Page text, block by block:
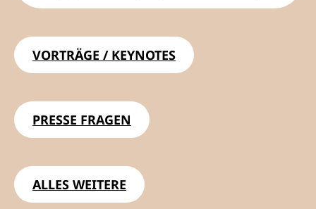
VORTRÄGE / KEYNOTES
PRESSE FRAGEN
ALLES WEITERE